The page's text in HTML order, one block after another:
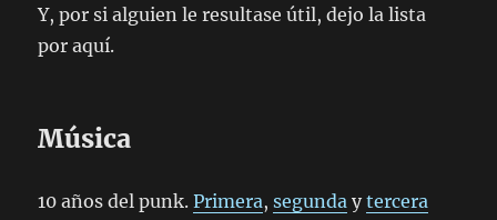
Y, por si alguien le resultase útil, dejo la lista
por aquí.
Música
10 años del punk.Primera,segunda ytercera